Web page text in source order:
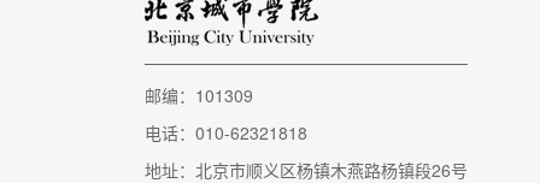
邮编：101309
电话：010-62321818
地址：北京市顺义区杨镇木燕路杨镇段26号